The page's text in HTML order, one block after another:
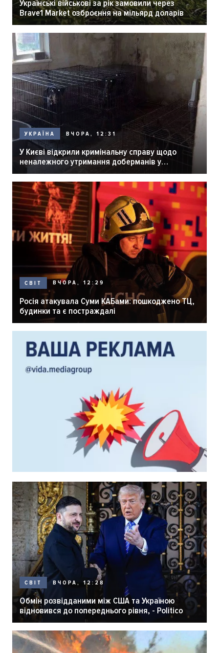
Українські військові за рік замовили через
Brave1 Market озброєння на мільярд доларів
УКРАЇНА ВЧОРА, 12:31
У Києві відкрили кримінальну справу щодо
неналежного утримання доберманів у
розпліднику
СВІТ ВЧОРА, 12:29
Росія атакувала Суми КАБами: пошкоджено ТЦ,
будинки та є постраждалі
СВІТ ВЧОРА, 12:28
Обмін розвідданими між США та Україною
відновився до попереднього рівня, - Politico